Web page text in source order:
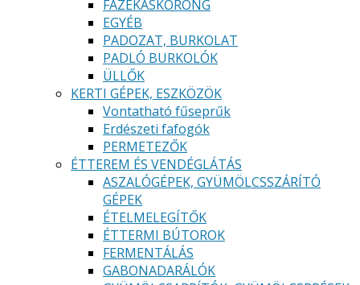
FAZEKASKORONG
EGYÉB
PADOZAT, BURKOLAT
PADLÓ BURKOLÓK
ÜLLŐK
KERTI GÉPEK, ESZKÖZÖK
Vontatható fűseprűk
Erdészeti fafogók
PERMETEZŐK
ÉTTEREM ÉS VENDÉGLÁTÁS
ASZALÓGÉPEK, GYÜMÖLCSSZÁRÍTÓ
GÉPEK
ÉTELMELEGÍTŐK
ÉTTERMI BÚTOROK
FERMENTÁLÁS
GABONADARÁLÓK